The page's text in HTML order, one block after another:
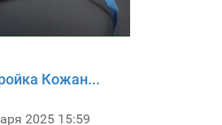
Кожан...
2025 15:59